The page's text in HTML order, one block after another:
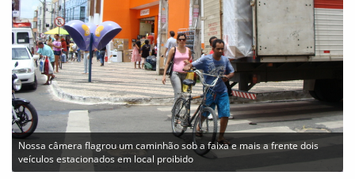
Nossa câmera flagrou um caminhão sob a faixa e mais a frente dois
veículos estacionados em local proibido